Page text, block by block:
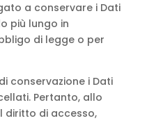
a conservare i Dati
più lungo in
di legge o per
conservazione i Dati
Pertanto, allo
diritto di accesso,